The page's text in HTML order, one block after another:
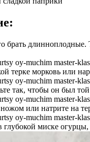
брать
терке морковь или
так, чтобы он был
или натрите на
глубокой миске